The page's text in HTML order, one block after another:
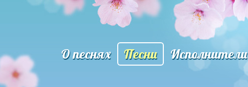
О песнях Песни Исполнители